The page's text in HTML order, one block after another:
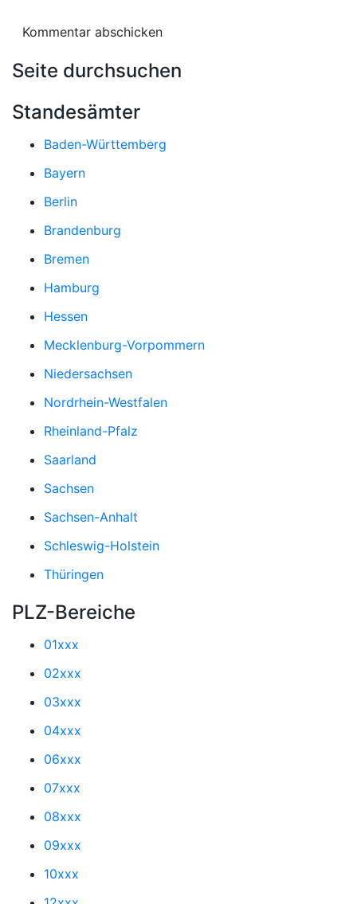
Seite durchsuchen
Standesämter
Baden-Württemberg
Bayern
Berlin
Brandenburg
Bremen
Hamburg
Hessen
Mecklenburg-Vorpommern
Niedersachsen
Nordrhein-Westfalen
Rheinland-Pfalz
Saarland
Sachsen
Sachsen-Anhalt
Schleswig-Holstein
Thüringen
PLZ-Bereiche
01xxx
02xxx
03xxx
04xxx
06xxx
07xxx
08xxx
09xxx
10xxx